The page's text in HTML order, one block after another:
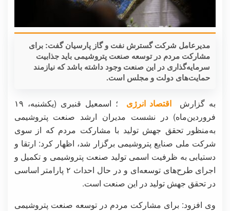
مدیرعامل شرکت گسترش نفت و گاز پارسیان گفت: برای
مشارکت مردم در توسعه صنعت پتروشیمی باید جذابیت‌
سرمایه‌گذاری در این صنعت وجود داشته باشد که نیازمند
حمایت‌های دولت و مجلس است.
به گزارش اقتصاد انرژی
؛ اسمعیل قنبری (یکشنبه، ۱۹
فروردین‌ماه) در نشست مدیران ارشد صنعت پتروشیمی
به‌منظور تحقق جهش تولید با مشارکت مردم که از سوی
شرکت ملی صنایع پتروشیمی برگزار شد، اظهار کرد: ارتقا و
دستیابی به ظرفیت اسمی تولید صنعت پتروشیمی و تکمیل و
اجرای طرح‌های توسعه‌ای و در حال احداث ۲ پارامتر اساسی
در تحقق جهش تولید در این صنعت است.
وی افزود: برای مشارکت مردم در توسعه صنعت پتروشیمی